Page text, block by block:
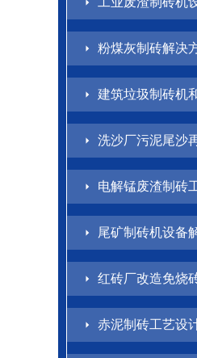
配方
粉煤灰制砖解决
建筑垃圾制砖机
备解决方案
洗沙厂污泥尾沙
制砖方案
电解锰废渣制砖
砖机设备介绍
尾矿制砖机设备
艺
红砖厂改造免烧
赤泥制砖工艺设